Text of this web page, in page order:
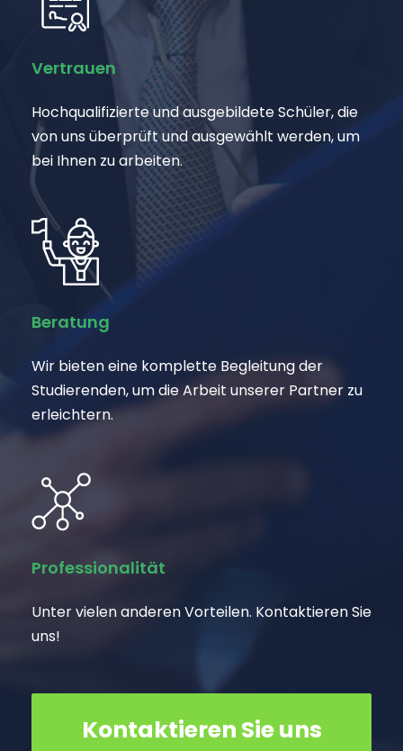
Vertrauen
Hochqualifizierte und ausgebildete Schüler, die
von uns überprüft und ausgewählt werden, um
bei Ihnen zu arbeiten.
Beratung
Wir bieten eine komplette Begleitung der
Studierenden, um die Arbeit unserer Partner zu
erleichtern.
Professionalität
Unter vielen anderen Vorteilen. Kontaktieren Sie
uns!
Kontaktieren Sie uns